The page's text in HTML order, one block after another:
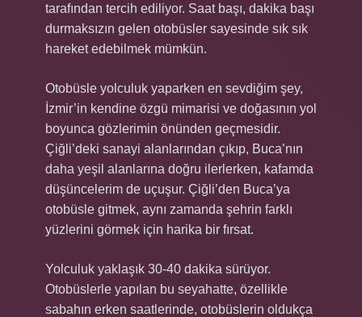
tarafından tercih ediliyor. Saat başı, dakika başı
durmaksızın gelen otobüsler sayesinde sık sık
hareket edebilmek mümkün.
Otobüsle yolculuk yaparken en sevdiğim şey,
İzmir’in kendine özgü mimarisi ve doğasının yol
boyunca gözlerimin önünden geçmesidir.
Çiğli’deki sanayi alanlarından çıkıp, Buca’nın
daha yeşil alanlarına doğru ilerlerken, kafamda
düşüncelerim de uçuşur. Çiğli’den Buca’ya
otobüsle gitmek, aynı zamanda şehrin farklı
yüzlerini görmek için harika bir fırsat.
Yolculuk yaklaşık 30-40 dakika sürüyor.
Otobüslerle yapılan bu seyahatte, özellikle
sabahın erken saatlerinde, otobüslerin oldukça